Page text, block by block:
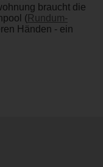
braucht die
(Rundum-
Händen - ein